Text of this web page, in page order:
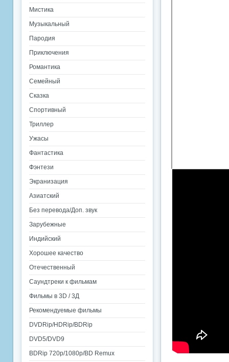
Мистика
Музыкальный
Пародия
Приключения
Романтика
Семейный
Сказка
Спортивный
Триллер
Ужасы
Фантастика
Фэнтези
Экранизация
Азиатский
Без перевода/Доп. звук
Зарубежные
Индийский
Хорошее качество
Отечественный
Саундтреки к фильмам
Фильмы в 3D / 3Д
Рекомендуемые фильмы
DVDRip/HDRip/BDRip
DVD5/DVD9
BDRip 720p/1080p/BD Remux